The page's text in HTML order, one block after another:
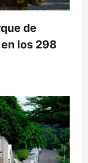
de
los 298